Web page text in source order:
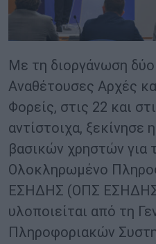
Με τη διοργάνωση δύο
Αναθέτουσες Αρχές
Φορείς, στις 22 και
αντίστοιχα,
βασικών χρηστών για
Ολοκληρωμένο
ΕΣΗΔΗΣ (ΟΠΣ
υλοποιείται από τη
Πληροφοριακών